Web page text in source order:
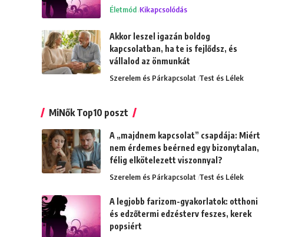
Életmód Kikapcsolódás
Akkor leszel igazán boldog
kapcsolatban, ha te is fejlődsz, és
vállalod az önmunkát
Szerelem és Párkapcsolat Test és Lélek
MiNők Top10 poszt
A „majdnem kapcsolat” csapdája: Miért
nem érdemes beérned egy bizonytalan,
félig elkötelezett viszonnyal?
Szerelem és Párkapcsolat Test és Lélek
A legjobb farizom-gyakorlatok: otthoni
és edzőtermi edzésterv feszes, kerek
popsiért